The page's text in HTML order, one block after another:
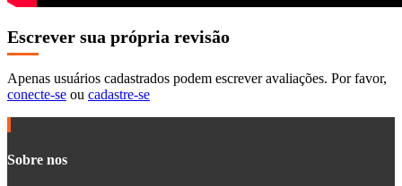
Escrever sua própria revisão
Apenas usuários cadastrados podem escrever avaliações. Por favor,
conecte-se ou cadastre-se
Sobre nos